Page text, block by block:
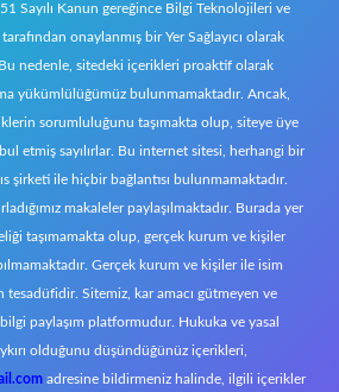
Sayılı Kanun gereğince Bilgi Teknolojileri ve
onaylanmış bir Yer Sağlayıcı olarak
nedenle, sitedeki içerikleri proaktif olarak
yükümlülüğümüz bulunmamaktadır. Ancak,
sorumluluğunu taşımakta olup, siteye üye
etmiş sayılırlar. Bu internet sitesi, herhangi bir
şirketi ile hiçbir bağlantısı bulunmamaktadır.
makaleler paylaşılmaktadır. Burada yer
taşımamakta olup, gerçek kurum ve kişiler
Gerçek kurum ve kişiler ile isim
tesadüfidir. Sitemiz, kar amacı gütmeyen ve
paylaşım platformudur. Hukuka ve yasal
olduğunu düşündüğünüz içerikleri,
adresine bildirmeniz halinde, ilgili içerikler